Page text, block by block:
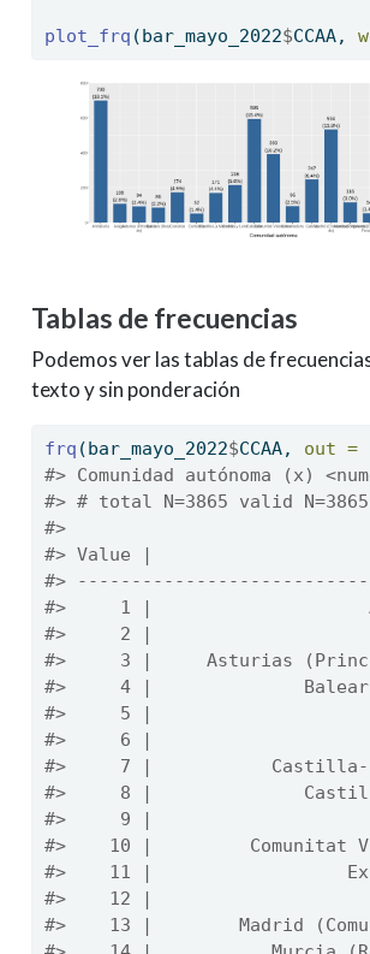
plot_frq (bar_mayo_2022$CCAA,
Tablas de frecuencias
Podemos ver las tablas de
texto y sin ponderación
frq (bar_mayo_2022$CCAA, out =
#> Comunidad autónoma (x)
#> # total N=3865 valid N=3865
#>
#> Value |
#>
#>     1 |
#>     2 |
#>     3 |     Asturias
#>     4 |
#>     5 |
#>     6 |
#>     7 |           Castilla-
#>     8 |
#>     9 |
#>    10 |         Comunitat
#>    11 |
#>    12 |
#>    13 |        Madrid